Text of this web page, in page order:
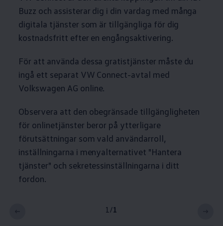
Buzz och assisterar dig i din vardag med många
digitala tjänster som är tillgängliga för dig
kostnadsfritt efter en engångsaktivering.
För att använda dessa gratistjänster måste du
ingå ett separat VW Connect-avtal med
Volkswagen AG online.
Observera att den obegränsade tillgängligheten
för onlinetjänster beror på ytterligare
förutsättningar som vald användarroll,
inställningarna i menyalternativet "Hantera
tjänster" och sekretessinställningarna i ditt
fordon.
1 /1